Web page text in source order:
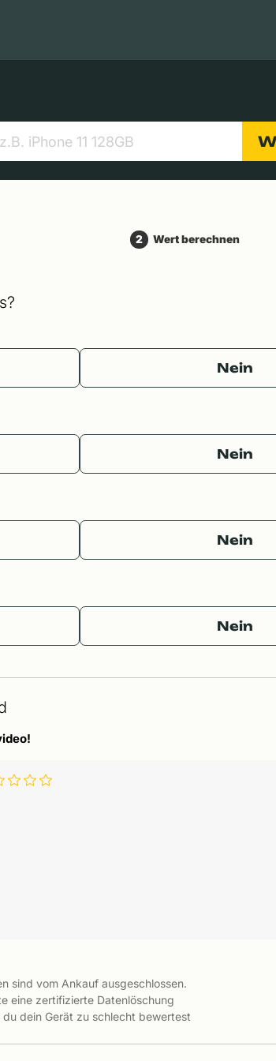
2 Wert berechnen
Nein
Nein
Nein
Nein
sind vom Ankauf ausgeschlossen.
eine zertifizierte Datenlöschung
dein Gerät zu schlecht bewertest